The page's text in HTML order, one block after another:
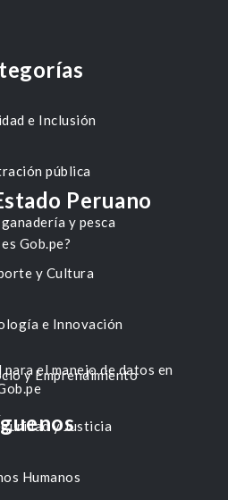
e Inclusión
pública
y pesca
y Cultura
e Innovación
y Emprendimiento
y Justicia
Humanos
Peruano
Gob.pe?
el manejo de datos en